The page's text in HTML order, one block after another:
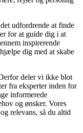
udfordrende at finde
for at guide dig i at
inspirerende
dig med at skabe
deler vi ikke blot
fra eksperter inden for
informerede
og ønsker. Vores
relevans, så du altid